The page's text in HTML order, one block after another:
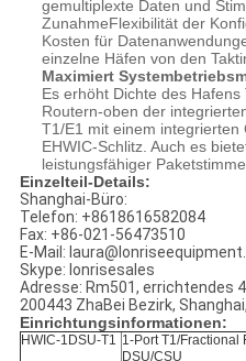
gemultiplexte Daten und
ZunahmeFlexibilität der
Kosten für
einzelne Häfen von den
Maximiert
Es erhöht Dichte des
Routern-oben der
T1/E1 mit einem integrierten
EHWIC-Schlitz. Auch es
leistungsfähiger
Einzelteil-Details:
Shanghai-Büro:
Telefon: +8618616582084
Fax: +86-021-56473510
E-Mail:
Skype: lonrisesales
Adresse: Rm501, errichtendes
200443 ZhaBei Bezirk,
Einrichtungsinformationen:
HWIC-1DSU-T1 1-Port T1/Fractional
DSU/CSU